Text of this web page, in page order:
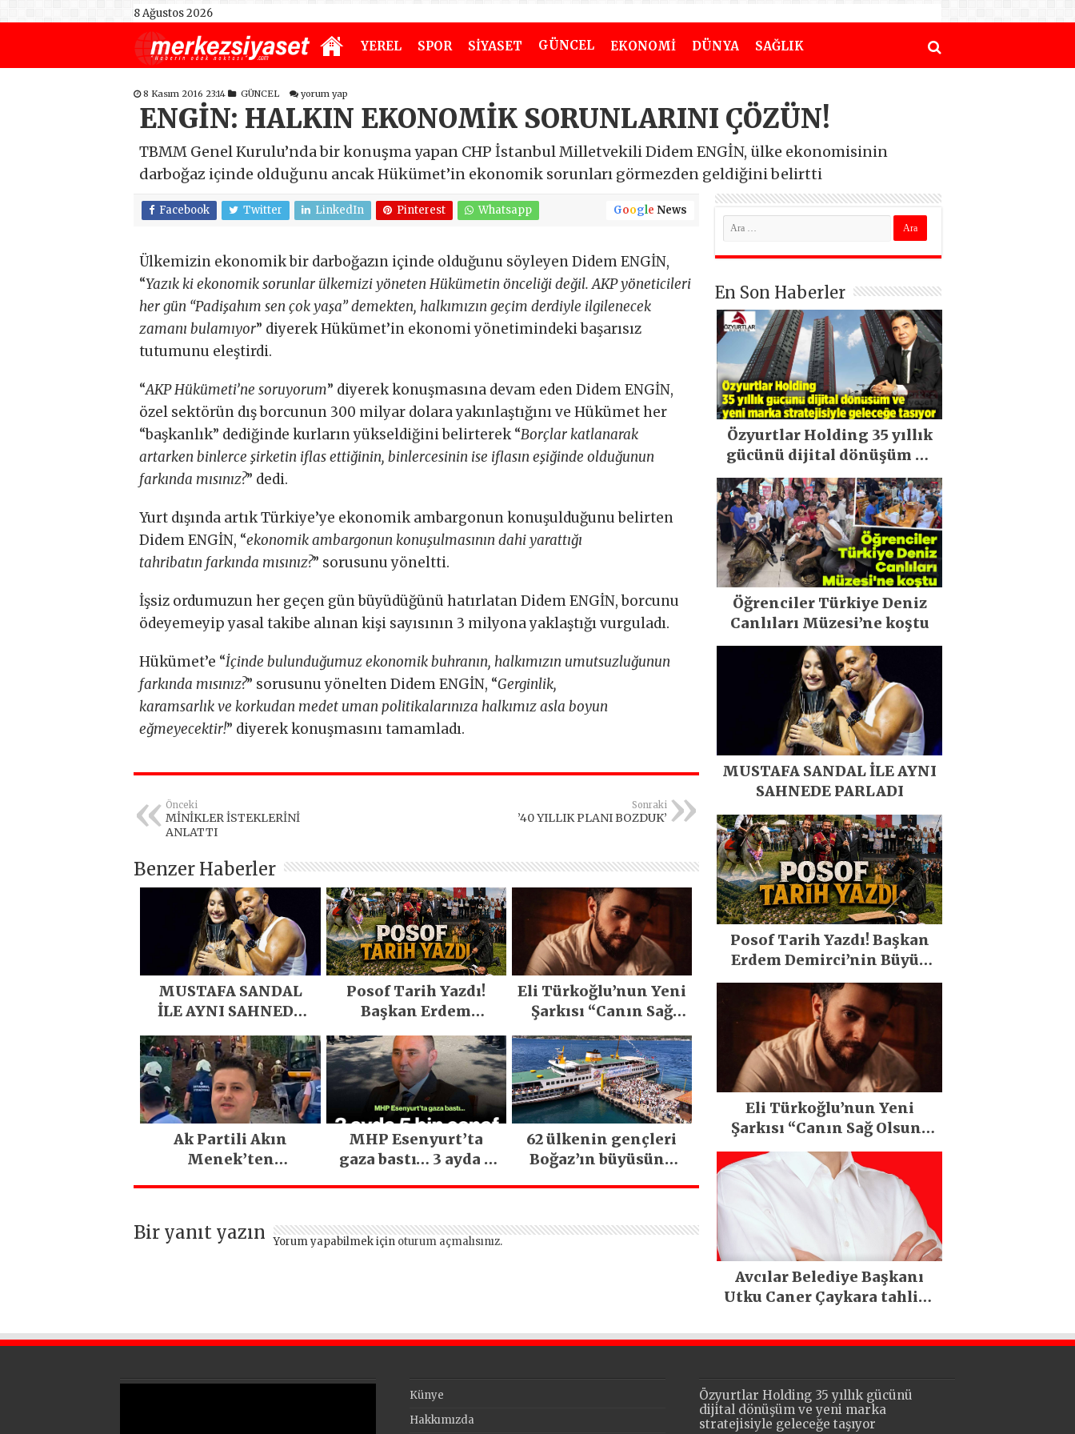
8 Ağustos 2026
YEREL SPOR SİYASET GÜNCEL EKONOMİ DÜNYA SAĞLIK
8 Kasım 2016 23:14 GÜNCEL yorum yap
ENGİN: HALKIN EKONOMİK SORUNLARINI ÇÖZÜN!
TBMM Genel Kurulu’nda bir konuşma yapan CHP İstanbul Milletvekili Didem ENGİN, ülke ekonomisinin
darboğaz içinde olduğunu ancak Hükümet’in ekonomik sorunları görmezden geldiğini belirtti
Facebook Twitter LinkedIn Pinterest Whatsapp Google News
Ülkemizin ekonomik bir darboğazın içinde olduğunu söyleyen Didem ENGİN,
“Yazık ki ekonomik sorunlar ülkemizi yöneten Hükümetin önceliği değil. AKP yöneticileri
her gün “Padişahım sen çok yaşa” demekten, halkımızın geçim derdiyle ilgilenecek
zamanı bulamıyor” diyerek Hükümet’in ekonomi yönetimindeki başarısız
tutumunu eleştirdi.
“AKP Hükümeti’ne soruyorum” diyerek konuşmasına devam eden Didem ENGİN,
özel sektörün dış borcunun 300 milyar dolara yakınlaştığını ve Hükümet her
“başkanlık” dediğinde kurların yükseldiğini belirterek “Borçlar katlanarak
artarken binlerce şirketin iflas ettiğinin, binlercesinin ise iflasın eşiğinde olduğunun
farkında mısınız?” dedi.
Yurt dışında artık Türkiye’ye ekonomik ambargonun konuşulduğunu belirten
Didem ENGİN, “ekonomik ambargonun konuşulmasının dahi yarattığı
tahribatın farkında mısınız?” sorusunu yöneltti.
İşsiz ordumuzun her geçen gün büyüdüğünü hatırlatan Didem ENGİN, borcunu
ödeyemeyip yasal takibe alınan kişi sayısının 3 milyona yaklaştığı vurguladı.
Hükümet’e “İçinde bulunduğumuz ekonomik buhranın, halkımızın umutsuzluğunun
farkında mısınız?” sorusunu yönelten Didem ENGİN, “Gerginlik,
karamsarlık ve korkudan medet uman politikalarınıza halkımız asla boyun
eğmeyecektir!” diyerek konuşmasını tamamladı.
Önceki
MİNİKLER İSTEKLERİNİ
ANLATTI
Sonraki
’40 YILLIK PLANI BOZDUK’
Benzer Haberler
MUSTAFA SANDAL
İLE AYNI SAHNEDE
Posof Tarih Yazdı!
Başkan Erdem
Emeğiyle Son Yılların
En Büyük Festivali
Gerçekleşti
Eli Türkoğlu’nun Yeni
Şarkısı “Canın Sağ
Gördü!..
Ak Partili Akın
Menek’ten
MHP Esenyurt’ta
gaza bastı… 3 ayda 5
62 ülkenin gençleri
Boğaz’ın büyüsüne
Bir yanıt yazın Yorum yapabilmek için oturum açmalısınız.
En Son Haberler
Özyurtlar Holding 35 yıllık
gücünü dijital dönüşüm ve
yeni marka stratejisiyle
geleceğe taşıyor
Öğrenciler Türkiye Deniz
Canlıları Müzesi’ne koştu
MUSTAFA SANDAL İLE AYNI
SAHNEDE PARLADI
Posof Tarih Yazdı! Başkan
Erdem Demirci’nin Büyük
Emeğiyle Son Yılların En
Büyük Festivali Gerçekleşti
Eli Türkoğlu’nun Yeni
Şarkısı “Canın Sağ Olsun”
Büyük İlgi Gördü!..
Avcılar Belediye Başkanı
Utku Caner Çaykara tahliye
Künye
Hakkımızda
Özyurtlar Holding 35 yıllık gücünü
dijital dönüşüm ve yeni marka
stratejisiyle geleceğe taşıyor